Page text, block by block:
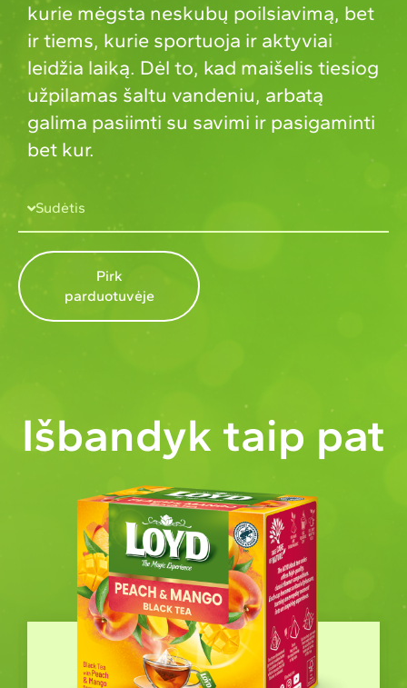
kurie mėgsta neskubų poilsiavimą, bet
ir tiems, kurie sportuoja ir aktyviai
leidžia laiką. Dėl to, kad maišelis tiesiog
užpilamas šaltu vandeniu, arbatą
galima pasiimti su savimi ir pasigaminti
bet kur.
Sudėtis
Pirk
parduotuvėje
Išbandyk taip pat